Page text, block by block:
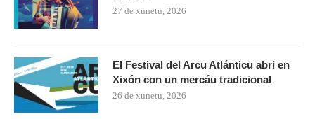
27 de xunetu, 2026
El Festival del Arcu Atlánticu abri en
Xixón con un mercáu tradicional
26 de xunetu, 2026